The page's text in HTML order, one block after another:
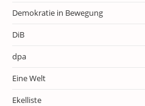
Demokratie in Bewegung
DiB
dpa
Eine Welt
Ekelliste